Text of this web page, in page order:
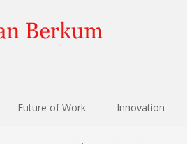
Future of Work Innovation